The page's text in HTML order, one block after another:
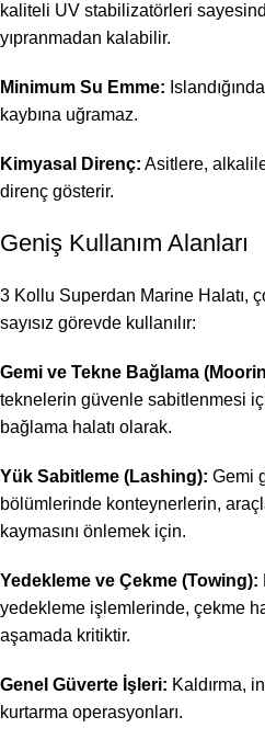
kaliteli UV stabilizatörleri
yıpranmadan kalabilir.
Minimum Su Emme:
kaybına uğramaz.
Kimyasal Direnç: Asitlere,
direnç gösterir.
Geniş Kullanım Alanları
3 Kollu Superdan Marine Halatı,
sayısız görevde kullanılır:
Gemi ve Tekne Bağlama
teknelerin güvenle sabitlenmesi
bağlama halatı olarak.
Yük Sabitleme (Lashing): Gemi
bölümlerinde konteynerlerin,
kaymasını önlemek için.
Yedekleme ve Çekme (Towing):
yedekleme işlemlerinde, çekme
aşamada kritiktir.
Genel Güverte İşleri: Kaldırma,
kurtarma operasyonları.